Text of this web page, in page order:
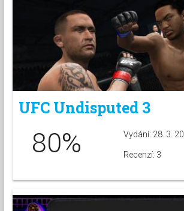
UFC Undisputed 3
80% Vydání: 28. 3.
Recenzí: 3